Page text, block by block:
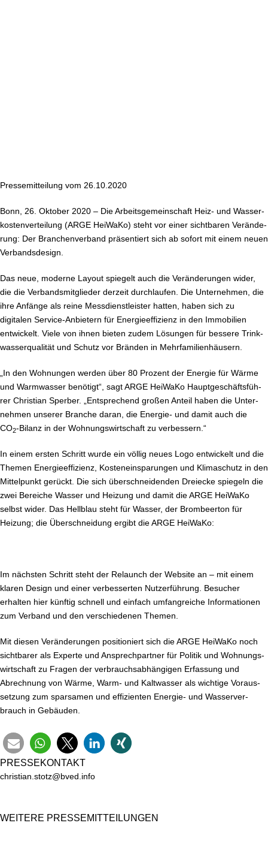
Pres­se­mit­tei­lung vom 26.10.2020
Bonn, 26. Oktober 2020 – Die Ar­beits­ge­mein­schaft Heiz- und Was­ser­
kos­ten­ver­tei­lung (ARGE HeiWaKo) steht vor einer sichtbaren Ver­än­de­
rung: Der Bran­chen­ver­band prä­sen­tiert sich ab sofort mit einem neuen
Ver­bands­de­sign.
Das neue, moderne Layout spiegelt auch die Ver­än­de­run­gen wider,
die die Ver­bands­mit­glie­der derzeit durch­lau­fen. Die Un­ter­neh­men, die
ihre Anfänge als reine Mess­dienst­leis­ter hatten, haben sich zu
digitalen Ser­vice-An­bie­tern für En­er­gie­ef­fi­zi­enz in den Immobilien
entwickelt. Viele von ihnen bieten zudem Lösungen für bessere Trink­
was­ser­qua­li­tät und Schutz vor Bränden in Mehr­fa­mi­li­en­häu­sern.
„In den Wohnungen werden über 80 Prozent der Energie für Wärme
und Warmwasser benötigt“, sagt ARGE HeiWaKo Haupt­ge­schäfts­füh­
rer Christian Sperber. „Ent­spre­chend großen Anteil haben die Un­ter­
neh­men unserer Branche daran, die Energie- und damit auch die
CO2-Bilanz in der Woh­nungs­wirt­schaft zu verbessern.“
In einem ersten Schritt wurde ein völlig neues Logo entwickelt und die
Themen En­er­gie­ef­fi­zi­enz, Kos­ten­ein­spa­run­gen und Kli­ma­schutz in den
Mit­tel­punkt gerückt. Die sich über­schnei­den­den Dreiecke spiegeln die
zwei Bereiche Wasser und Heizung und damit die ARGE HeiWaKo
selbst wider. Das Hellblau steht für Wasser, der Brom­beer­ton für
Heizung; die Über­schnei­dung ergibt die ARGE HeiWaKo:
Im nächsten Schritt steht der Relaunch der Website an – mit einem
klaren Design und einer ver­bes­ser­ten Nut­zer­füh­rung. Besucher
erhalten hier künftig schnell und einfach um­fang­rei­che In­for­ma­tio­nen
zum Verband und den ver­schie­de­nen Themen.
Mit diesen Ver­än­de­run­gen po­si­tio­niert sich die ARGE HeiWaKo noch
sichtbarer als Experte und An­sprech­part­ner für Politik und Woh­nungs­
wirt­schaft zu Fragen der ver­brauchs­ab­hän­gi­gen Erfassung und
Abrechnung von Wärme, Warm- und Kaltwasser als wichtige Vor­aus­
set­zung zum sparsamen und ef­fi­zi­en­ten Energie- und Was­ser­ver­
brauch in Gebäuden.
PRES­SE­KON­TAKT
christian.​stotz@​bved.​info
WEITERE PRES­SE­MIT­TEI­LUN­GEN